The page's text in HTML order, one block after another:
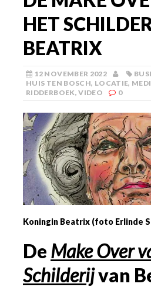
HET
BEATRIX
12 NOVEMBER 2022
HUIS TEN BOSCH, LOCATIE,
RIDDERBOEK,VIDEO 0
Koningin Beatrix (foto Erlinde
De Make Over
Schilderijvan